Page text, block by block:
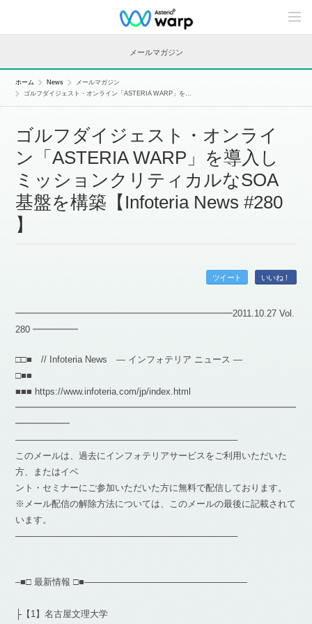
C
n
n
メールマガジン
ホーム News
メールマガジン
ゴルフダイジェスト・オンライン「ASTERIA WARP」を...
ゴルフダイジェスト・オンライ
ン「ASTERIA WARP」を導入し
ミッションクリティカルなSOA
基盤を構築【Infoteria News #280
】
ツイート いいね！
━━━━━━━━━━━━━━━━━━━━━━━━2011.10.27 Vol.
280 ━━━━━
□□■ // Infoteria News — インフォテリア ニュース —
□■■
■■■ https://www.infoteria.com/jp/index.html
━━━━━━━━━━━━━━━━━━━━━━━━━━━━━━━
━━━━━━
————————————————————————–
このメールは、過去にインフォテリアサービスをご利用いただいた
方、またはイベ
ント・セミナーにご参加いただいた方に無料で配信しております。
※メール配信の解除方法については、このメールの最後に記載されて
います。
————————————————————————–
–■□ 最新情報 □■——————————————————
├【1】名古屋文理大学